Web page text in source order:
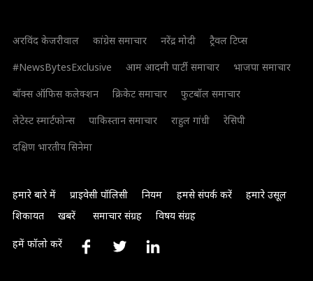
अरविंद केजरीवाल कांग्रेस समाचार नरेंद्र मोदी
ट्रैवल टिप्स
#NewsBytesExclusive
आम आदमी पार्टी समाचार
भाजपा समाचार
बॉक्स ऑफिस कलेक्शन
क्रिकेट समाचार
फुटबॉल समाचार
लेटेस्ट स्मार्टफोन्स
पाकिस्तान समाचार राहुल गांधी
रेसिपी
दक्षिण भारतीय सिनेमा
हमारे बारे में प्राइवेसी पॉलिसी नियम हमसे संपर्क करें
हमारे उसूल
शिकायत
खबरें समाचार संग्रह विषय संग्रह
हमें फॉलो करें